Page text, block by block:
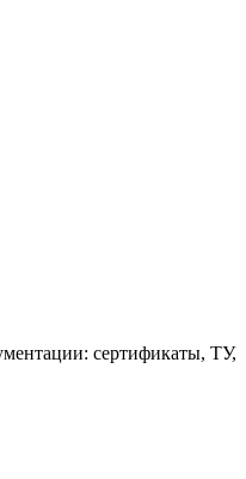
сертификаты, ТУ,